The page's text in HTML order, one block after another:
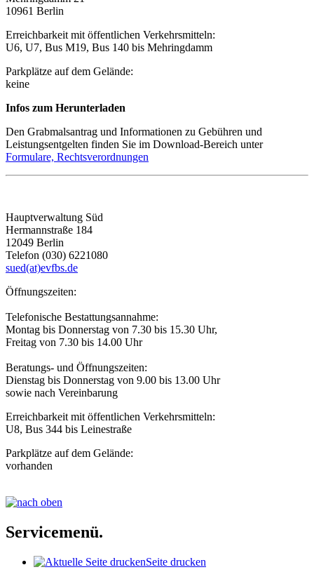
10961 Berlin
Erreichbarkeit mit öffentlichen Verkehrsmitteln:
U6, U7, Bus M19, Bus 140 bis Mehringdamm
Parkplätze auf dem Gelände:
keine
Infos zum Herunterladen
Den Grabmalsantrag und Informationen zu Gebühren und
Leistungsentgelten finden Sie im Download-Bereich unter
Formulare, Rechtsverordnungen
Hauptverwaltung Süd
Hermannstraße 184
12049 Berlin
Telefon (030) 6221080
sued(at)evfbs.de
Öffnungszeiten:
Telefonische Bestattungsannahme:
Montag bis Donnerstag von 7.30 bis 15.30 Uhr,
Freitag von 7.30 bis 14.00 Uhr
Beratungs- und Öffnungszeiten:
Dienstag bis Donnerstag von 9.00 bis 13.00 Uhr
sowie nach Vereinbarung
Erreichbarkeit mit öffentlichen Verkehrsmitteln:
U8, Bus 344 bis Leinestraße
Parkplätze auf dem Gelände:
vorhanden
Servicemenü.
Seite drucken